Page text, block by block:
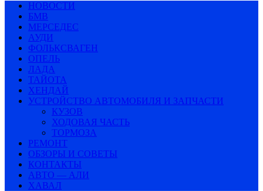
НОВОСТИ
БМВ
МЕРСЕДЕС
АУДИ
ФОЛЬКСВАГЕН
ОПЕЛЬ
ЛАДА
ТАЙОТА
ХЕНДАЙ
УСТРОЙСТВО АВТОМОБИЛЯ И ЗАПЧАСТИ
КУЗОВ
ХОДОВАЯ ЧАСТЬ
ТОРМОЗА
РЕМОНТ
ОБЗОРЫ И СОВЕТЫ
КОНТАКТЫ
АВТО — АЛИ
ХАВАЛ